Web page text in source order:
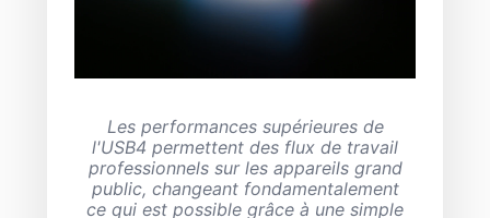
Les performances supérieures de
l'USB4 permettent des flux de travail
professionnels sur les appareils grand
public, changeant fondamentalement
ce qui est possible grâce à une simple